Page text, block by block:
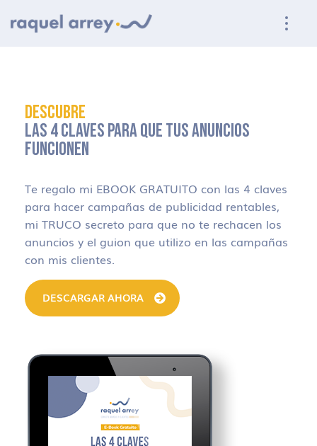
DESCUBRE
LAS 4 CLAVES PARA QUE TUS ANUNCIOS
FUNCIONEN
Te regalo mi EBOOK GRATUITO con las 4 claves
para hacer campañas de publicidad rentables,
mi TRUCO secreto para que no te rechacen los
anuncios y el guion que utilizo en las campañas
con mis clientes.
DESCARGAR AHORA